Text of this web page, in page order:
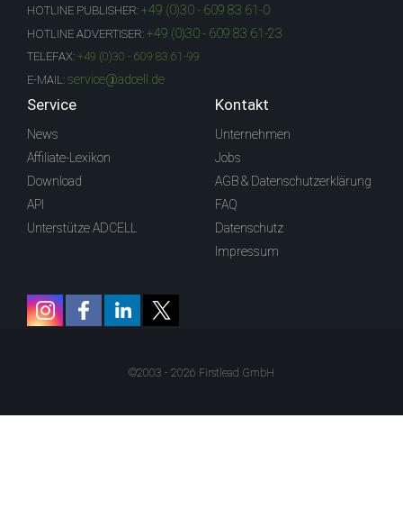
HOTLINE PUBLISHER: +49 (0)30 - 609 83 61-0
HOTLINE ADVERTISER: +49 (0)30 - 609 83 61-23
TELEFAX: +49 (0)30 - 609 83 61-99
E-MAIL: service@adcell.de
Service
News
Affiliate-Lexikon
Download
API
Unterstütze ADCELL
Kontakt
Unternehmen
Jobs
AGB & Datenschutzerklärung
FAQ
Datenschutz
Impressum
©2003 - 2026 Firstlead GmbH